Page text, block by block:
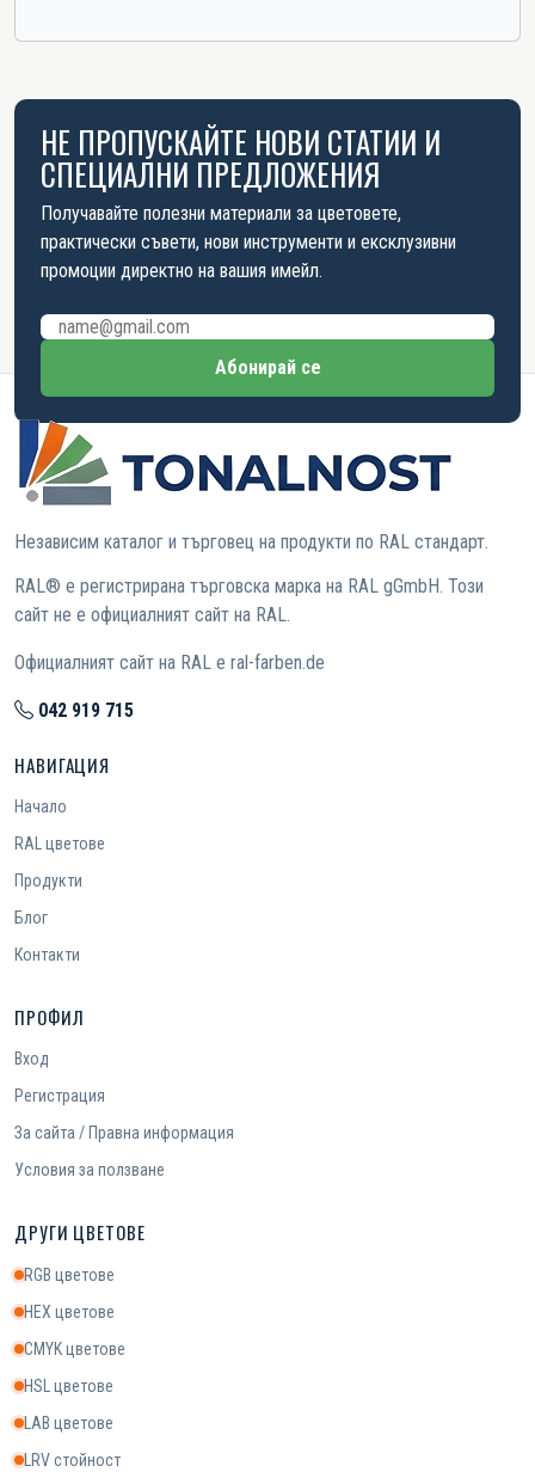
НЕ ПРОПУСКАЙТЕ НОВИ СТАТИИ И
СПЕЦИАЛНИ ПРЕДЛОЖЕНИЯ
Получавайте полезни материали за цветовете,
практически съвети, нови инструменти и ексклузивни
промоции директно на вашия имейл.
Имейл адрес
Абонирай се
Независим каталог и търговец на продукти по RAL стандарт.
RAL® е регистрирана търговска марка на RAL gGmbH. Този
сайт не е официалният сайт на RAL.
Официалният сайт на RAL е ral-farben.de
042 919 715
НАВИГАЦИЯ
Начало
RAL цветове
Продукти
Блог
Контакти
ПРОФИЛ
Вход
Регистрация
За сайта / Правна информация
Условия за ползване
ДРУГИ ЦВЕТОВЕ
RGB цветове
HEX цветове
CMYK цветове
HSL цветове
LAB цветове
LRV стойност